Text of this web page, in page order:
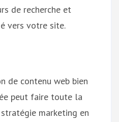
de recherche et
vers votre site.
de contenu web bien
peut faire toute la
marketing en